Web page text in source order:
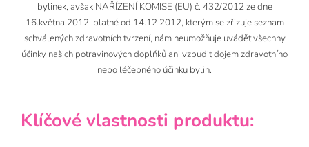
bylinek, avšak NAŘÍZENÍ KOMISE (EU) č. 432/2012 ze dne
16.května 2012, platné od 14.12 2012, kterým se zřizuje seznam
schválených zdravotních tvrzení, nám neumožňuje uvádět všechny
účinky našich potravinových doplňků ani vzbudit dojem zdravotního
nebo léčebného účinku bylin.
Klíčové vlastnosti produktu: